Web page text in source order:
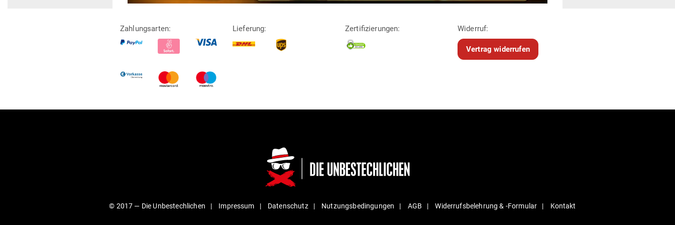
Zahlungsarten: Lieferung: Zertifizierungen: Widerruf:
Vertrag widerrufen
© 2017 — Die Unbestechlichen Impressum Daten­schutz Nut­zungs­be­din­gungen AGB Wider­rufs­be­lehrung & ‑For­mular Kontakt